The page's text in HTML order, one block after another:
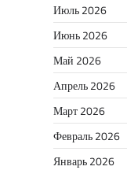
Июль 2026
Июнь 2026
Май 2026
Апрель 2026
Март 2026
Февраль 2026
Январь 2026